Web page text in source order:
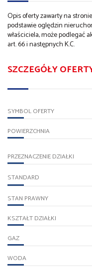
Opis oferty zawarty na
podstawie oględzin
właściciela, może podlegać
art. 66 i następnych K.C.
SZCZEGÓŁY
SYMBOL OFERTY
POWIERZCHNIA
PRZEZNACZENIE DZIAŁKI
STANDARD
STAN PRAWNY
KSZTAŁT DZIAŁKI
GAZ
WODA